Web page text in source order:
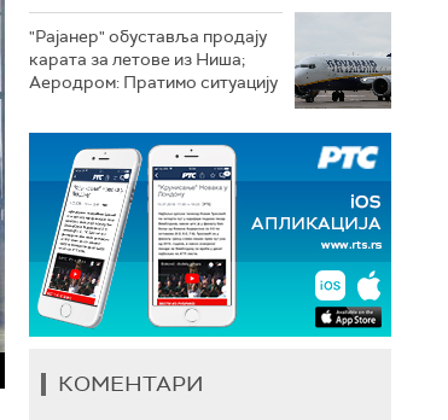
"Рајанер" обуставља продају
карата за летове из Ниша;
Аеродром: Пратимо ситуацију
КОМЕНТАРИ